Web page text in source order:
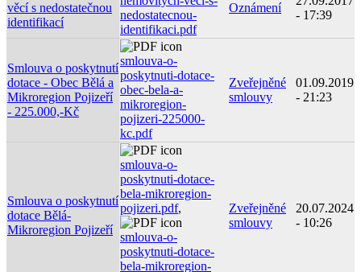
věcí s nedostatečnou
identifikací
nedostatecnou-
identifikaci.pdf
Oznámení
- 17:39
Smlouva o poskytnutí
dotace - Obec Bělá a
Mikroregion Pojizeří
- 225.000,-Kč
smlouva-o-
poskytnuti-dotace-
obec-bela-a-
mikroregion-
pojizeri-225000-
kc.pdf
Zveřejněné
smlouvy
01.09.2019
- 21:23
Smlouva o poskytnutí
dotace Bělá-
Mikroregion Pojizeří
smlouva-o-
poskytnuti-dotace-
bela-mikroregion-
pojizeri.pdf,
smlouva-o-
poskytnuti-dotace-
bela-mikroregion-
Zveřejněné
smlouvy
20.07.2024
- 10:26